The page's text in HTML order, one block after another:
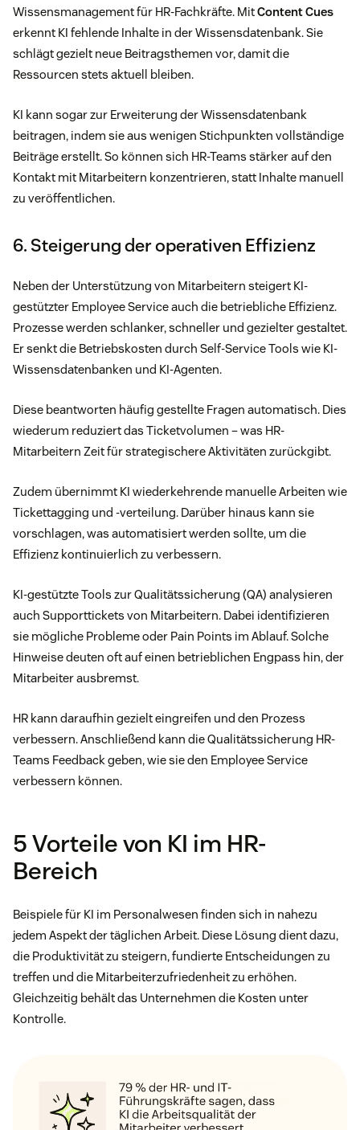
Wissensmanagement für HR-Fachkräfte. MitContent Cues
erkennt KI fehlende Inhalte in der Wissensdatenbank. Sie
schlägt gezielt neue Beitragsthemen vor, damit die
Ressourcen stets aktuell bleiben.
KI kann sogar zur Erweiterung der Wissensdatenbank
beitragen, indem sie aus wenigen Stichpunkten vollständige
Beiträge erstellt. So können sich HR-Teams stärker auf den
Kontakt mit Mitarbeitern konzentrieren, statt Inhalte manuell
zu veröffentlichen.
6. Steigerung der operativen Effizienz
Neben der Unterstützung von Mitarbeitern steigert KI-
gestützter Employee Service auch die betriebliche Effizienz.
Prozesse werden schlanker, schneller und gezielter gestaltet.
Er senkt die Betriebskosten durch Self-Service Tools wie KI-
Wissensdatenbanken und KI-Agenten.
Diese beantworten häufig gestellte Fragen automatisch. Dies
wiederum reduziert das Ticketvolumen – was HR-
Mitarbeitern Zeit für strategischere Aktivitäten zurückgibt.
Zudem übernimmt KI wiederkehrende manuelle Arbeiten wie
Tickettagging und -verteilung. Darüber hinaus kann sie
vorschlagen, was automatisiert werden sollte, um die
Effizienz kontinuierlich zu verbessern.
KI-gestützte Tools zur Qualitätssicherung (QA) analysieren
auch Supporttickets von Mitarbeitern. Dabei identifizieren
sie mögliche Probleme oder Pain Points im Ablauf. Solche
Hinweise deuten oft auf einen betrieblichen Engpass hin, der
Mitarbeiter ausbremst.
HR kann daraufhin gezielt eingreifen und den Prozess
verbessern. Anschließend kann die Qualitätssicherung HR-
Teams Feedback geben, wie sie den Employee Service
verbessern können.
5 Vorteile von KI im HR-
Bereich
Beispiele für KI im Personalwesen finden sich in nahezu
jedem Aspekt der täglichen Arbeit. Diese Lösung dient dazu,
die Produktivität zu steigern, fundierte Entscheidungen zu
treffen und die Mitarbeiterzufriedenheit zu erhöhen.
Gleichzeitig behält das Unternehmen die Kosten unter
Kontrolle.